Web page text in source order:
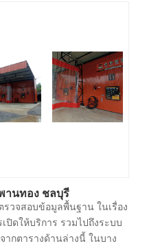
านทอง ชลบุรี
วจสอบข้อมูลพื้นฐาน ในเรื่อง
ปิดให้บริการ รวมไปถึงระบบ
กตารางด้านล่างนี้ ในบาง